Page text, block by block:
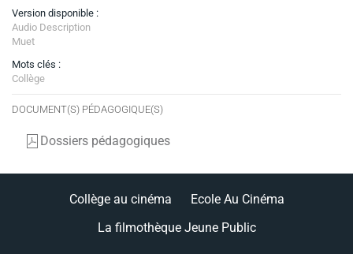
Version disponible :
Audio Description
Muet
Mots clés :
Collège
DOCUMENT(S) PÉDAGOGIQUE(S)
Dossiers pédagogiques
Collège au cinéma
Ecole Au Cinéma
La filmothèque Jeune Public